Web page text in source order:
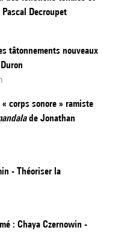
Decroupet
tâtonnements nouveaux
corps sonore » ramiste
de Jonathan
- Théoriser la
: Chaya Czernowin -